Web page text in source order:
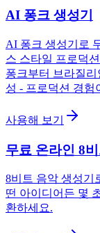
AI 퐁크 생성기
AI 퐁크 생성기로
스 스타일 프로덕
퐁크부터 브라질
성 - 프로덕션 경험
사용해 보기
무료 온라인 8
8비트 음악 생성기
떤 아이디어든 몇
환하세요.